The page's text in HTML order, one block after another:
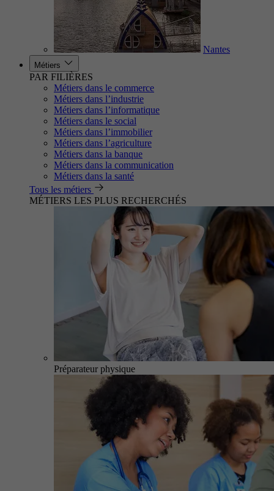
Nantes
Métiers
PAR FILIÈRES
Métiers dans le commerce
Métiers dans l’industrie
Métiers dans l’informatique
Métiers dans le social
Métiers dans l’immobilier
Métiers dans l’agriculture
Métiers dans la banque
Métiers dans la communication
Métiers dans la santé
Tous les métiers
MÉTIERS LES PLUS RECHERCHÉS
Préparateur physique